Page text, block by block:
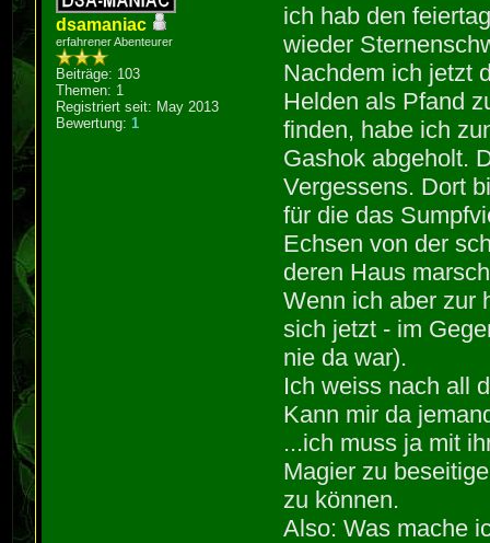
dsamaniac
erfahrener Abenteurer
Beiträge: 103
Themen: 1
Registriert seit: May 2013
Bewertung: 1
ich hab den
wieder
Nachdem ich jetzt
Helden als Pfand
finden, habe ich
Gashok abgeholt.
Vergessens. Dort
für die das
Echsen von der
deren Haus
Wenn ich aber zur
sich jetzt - im
nie da war).
Ich weiss nach all
Kann mir da
...ich muss ja mit
Magier zu
zu können.
Also: Was mache